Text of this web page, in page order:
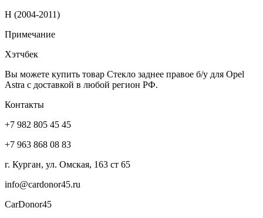
H (2004-2011)
Примечание
Хэтчбек
Вы можете купить товар Стекло заднее правое б/у для Opel
Astra с доставкой в любой регион РФ.
Контакты
+7 982 805 45 45
+7 963 868 08 83
г. Курган, ул. Омская, 163 ст 65
info@cardonor45.ru
CarDonor45